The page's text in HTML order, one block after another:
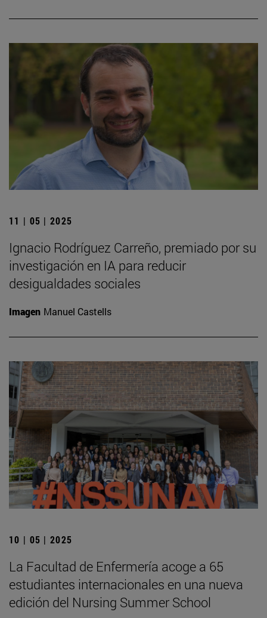
11 | 05 | 2025
Ignacio Rodríguez Carreño, premiado por su
investigación en IA para reducir
desigualdades sociales
Imagen Manuel Castells
10 | 05 | 2025
La Facultad de Enfermería acoge a 65
estudiantes internacionales en una nueva
edición del Nursing Summer School